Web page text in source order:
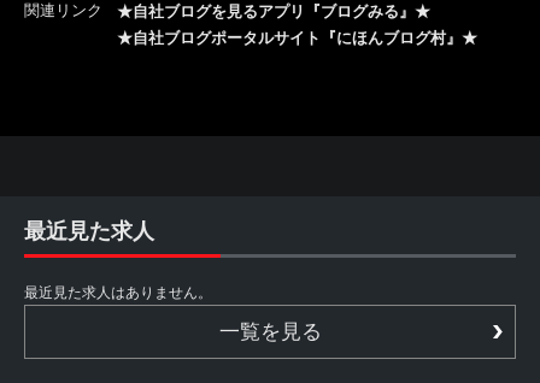
関連リンク
★自社ブログを見るアプリ『ブログみる』★
★自社ブログポータルサイト『にほんブログ村』★
最近見た求人
最近見た求人はありません。
一覧を見る